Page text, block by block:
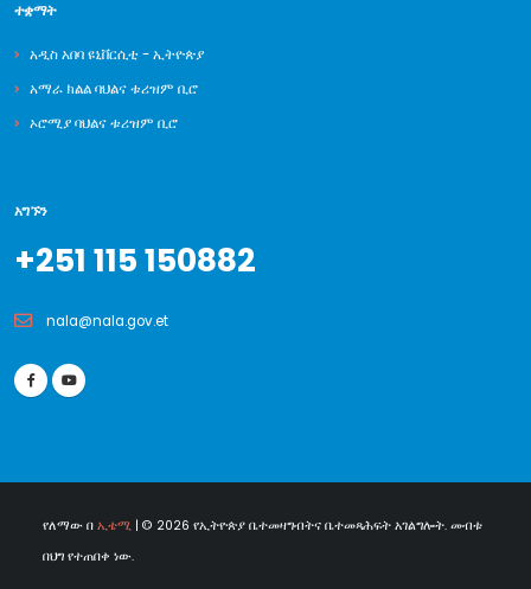
ተቋማት
አዲስ አበባ ዩኒቨርሲቲ - ኢትዮጵያ
አማራ ክልል ባህልና ቱሪዝም ቢሮ
ኦሮሚያ ባህልና ቱሪዝም ቢሮ
አግኙን
+251 115 150882
nala@nala.gov.et
የለማው በ ኢቴሚ | © 2026 የኢትዮጵያ ቤተመዛግብትና ቤተመጻሕፍት አገልግሎት. መብቱ
በህግ የተጠበቀ ነው.